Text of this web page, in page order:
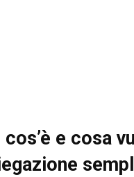
e cosa